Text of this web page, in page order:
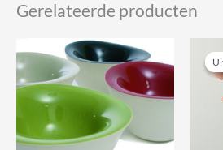
Gerelateerde producten